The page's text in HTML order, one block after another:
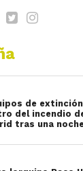
de
del incendio
tras una